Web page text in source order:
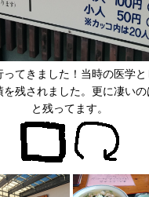
てきました！当時の医学
残されました。更に凄い
と残ってます。